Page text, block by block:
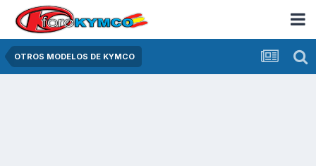
OTROS MODELOS DE KYMCO